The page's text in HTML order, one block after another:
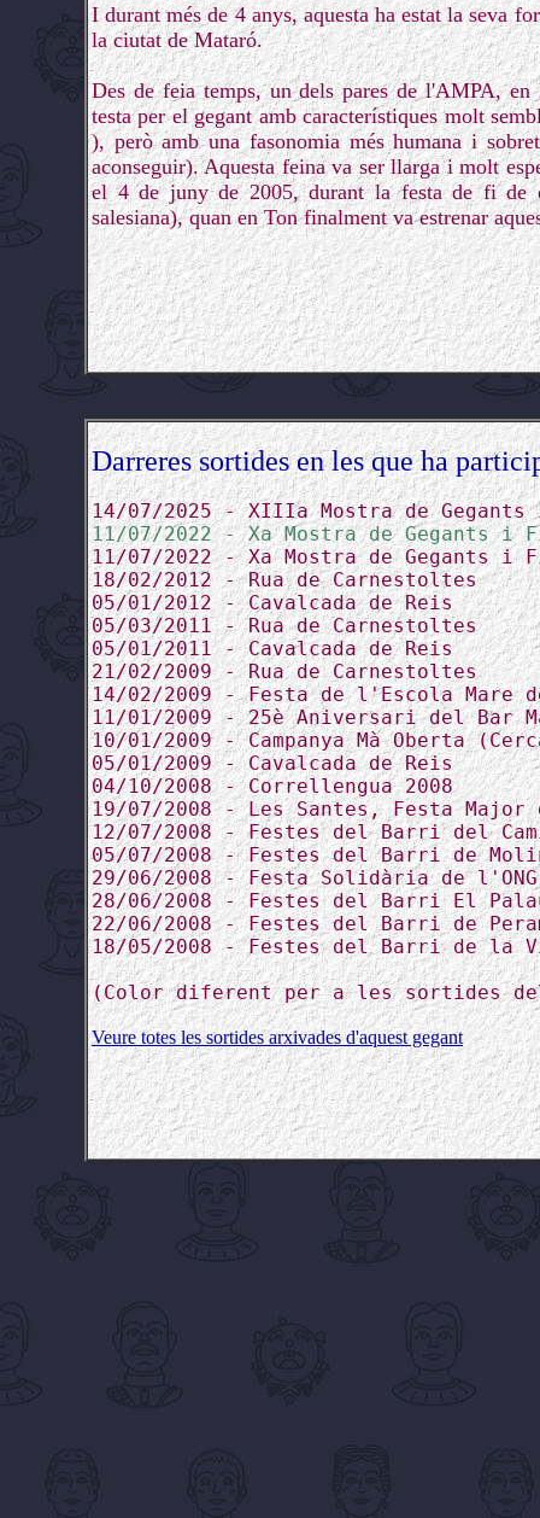
I durant més de 4 anys, aquesta ha estat la seva
la ciutat de Mataró.
Des de feia temps, un dels pares de l'AMPA, en
testa per el gegant amb característiques molt
), però amb una fasonomia més humana i
aconseguir). Aquesta feina va ser llarga i molt
el 4 de juny de 2005, durant la festa de fi de
salesiana), quan en Ton finalment va estrenar
Darreres sortides en les que ha
14/07/2025 - XIIIa Mostra de
11/07/2022 - Xa Mostra de Gegants i
11/07/2022 - Xa Mostra de Gegants i
18/02/2012 - Rua de Carnestoltes
05/01/2012 - Cavalcada de Reis
05/03/2011 - Rua de Carnestoltes
05/01/2011 - Cavalcada de Reis
21/02/2009 - Rua de Carnestoltes
14/02/2009 - Festa de l'Escola Mare
11/01/2009 - 25è Aniversari del Bar
10/01/2009 - Campanya Mà Oberta
05/01/2009 - Cavalcada de Reis
04/10/2008 - Correllengua 2008
19/07/2008 - Les Santes, Festa Major
12/07/2008 - Festes del Barri del
05/07/2008 - Festes del Barri de
29/06/2008 - Festa Solidària de l'ONG
28/06/2008 - Festes del Barri El
22/06/2008 - Festes del Barri de
18/05/2008 - Festes del Barri de la
(Color diferent per a les sortides
Veure totes les sortides arxivades d'aquest gegant